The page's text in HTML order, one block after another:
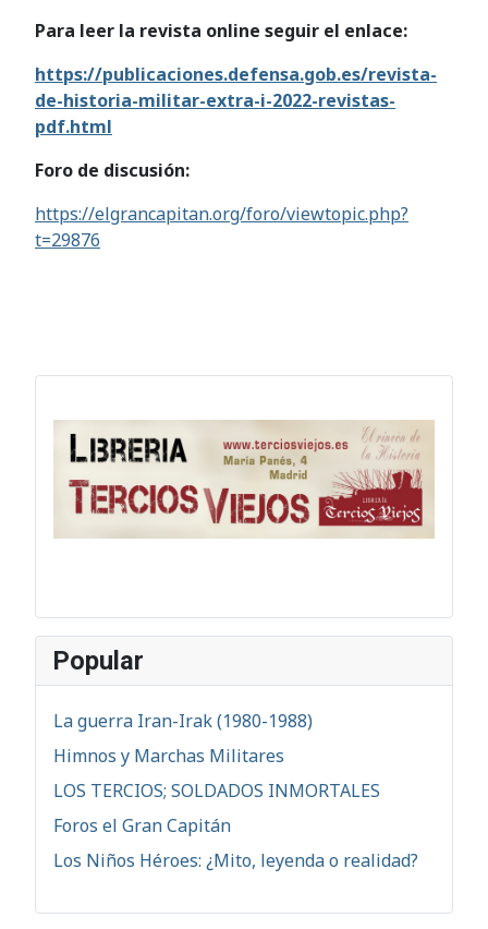
Para leer la revista online seguir el enlace:
https://publicaciones.defensa.gob.es/revista-
de-historia-militar-extra-i-2022-revistas-
pdf.html
Foro de discusión:
https://elgrancapitan.org/foro/viewtopic.php?
t=29876
Popular
La guerra Iran-Irak (1980-1988)
Himnos y Marchas Militares
LOS TERCIOS; SOLDADOS INMORTALES
Foros el Gran Capitán
Los Niños Héroes: ¿Mito, leyenda o realidad?